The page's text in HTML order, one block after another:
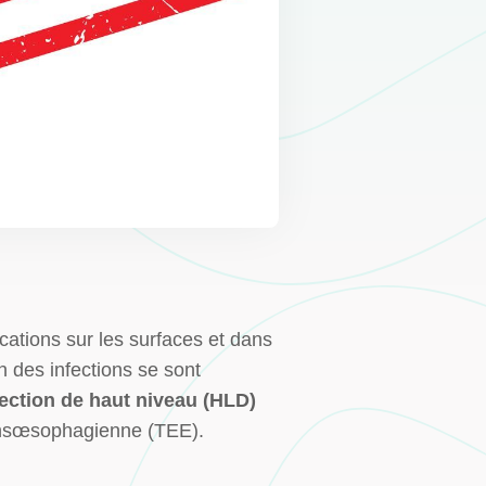
sur les surfaces et dans
des infections se sont
de haut niveau (HLD)
(TEE).